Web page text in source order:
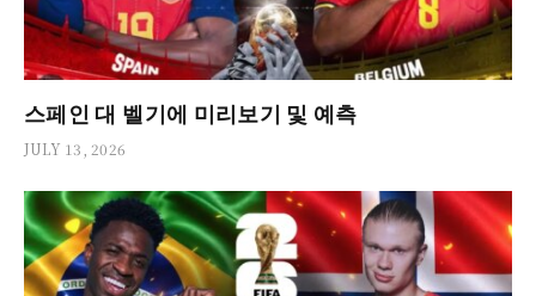
스페인 대 벨기에 미리보기 및 예측
JULY 13, 2026